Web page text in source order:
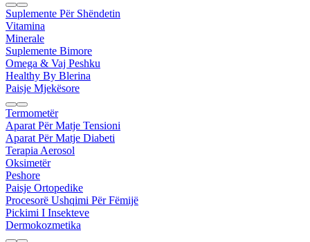
Suplemente Për Shëndetin
Vitamina
Minerale
Suplemente Bimore
Omega & Vaj Peshku
Healthy By Blerina
Paisje Mjekësore
Termometër
Aparat Për Matje Tensioni
Aparat Për Matje Diabeti
Terapia Aerosol
Oksimetër
Peshore
Paisje Ortopedike
Procesorë Ushqimi Për Fëmijë
Pickimi I Insekteve
Dermokozmetika